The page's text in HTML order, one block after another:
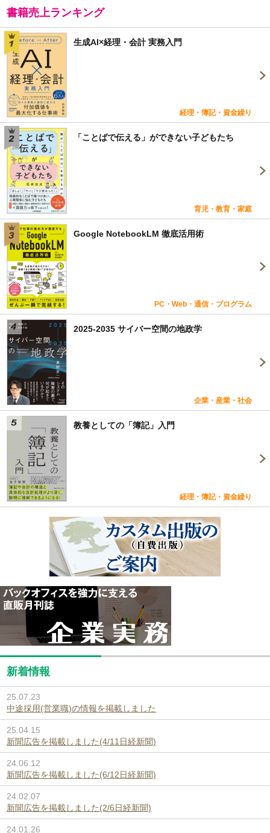
書籍売上ランキング
生成AI×経理・会計 実務入門
経理・簿記・資金繰り
「ことばで伝える」ができない子どもたち
育児・教育・家庭
Google NotebookLM 徹底活用術
PC・Web・通信・プログラム
2025-2035 サイバー空間の地政学
企業・産業・社会
教養としての「簿記」入門
経理・簿記・資金繰り
新着情報
25.07.23
中途採用(営業職)の情報を掲載しました
25.04.15
新聞広告を掲載しました(4/11日経新聞)
24.06.12
新聞広告を掲載しました(6/12日経新聞)
24.02.07
新聞広告を掲載しました(2/6日経新聞)
24.01.26